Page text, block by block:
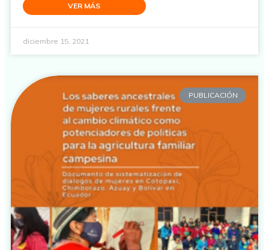
VER MÁS
diciembre 15, 2021
PUBLICACIÓN